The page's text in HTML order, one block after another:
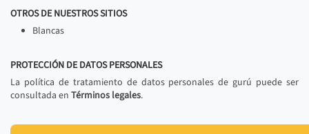
OTROS DE NUESTROS SITIOS
Blancas
PROTECCIÓN DE DATOS PERSONALES
La política de tratamiento de datos personales de gurú puede ser
consultada en Términos legales.